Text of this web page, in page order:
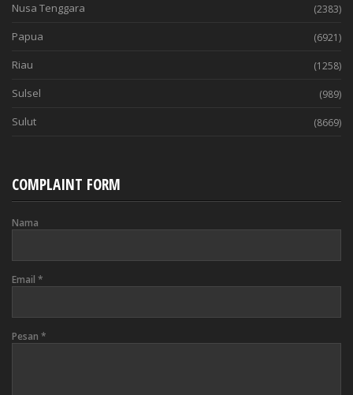
Nusa Tenggara (2383)
Papua (6921)
Riau (1258)
Sulsel (989)
Sulut (8669)
COMPLAINT FORM
Nama
Email *
Pesan *